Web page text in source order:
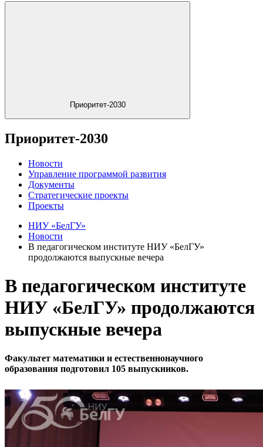
Приоритет-2030
Приоритет-2030
Новости
Управление программой развития
Документы
Стратегические проекты
Проекты
НИУ «БелГУ»
Новости
В педагогическом институте НИУ «БелГУ»
продолжаются выпускные вечера
В педагогическом институте
НИУ «БелГУ» продолжаются
выпускные вечера
Факультет математики и естественнонаучного
образования подготовил 105 выпускников.